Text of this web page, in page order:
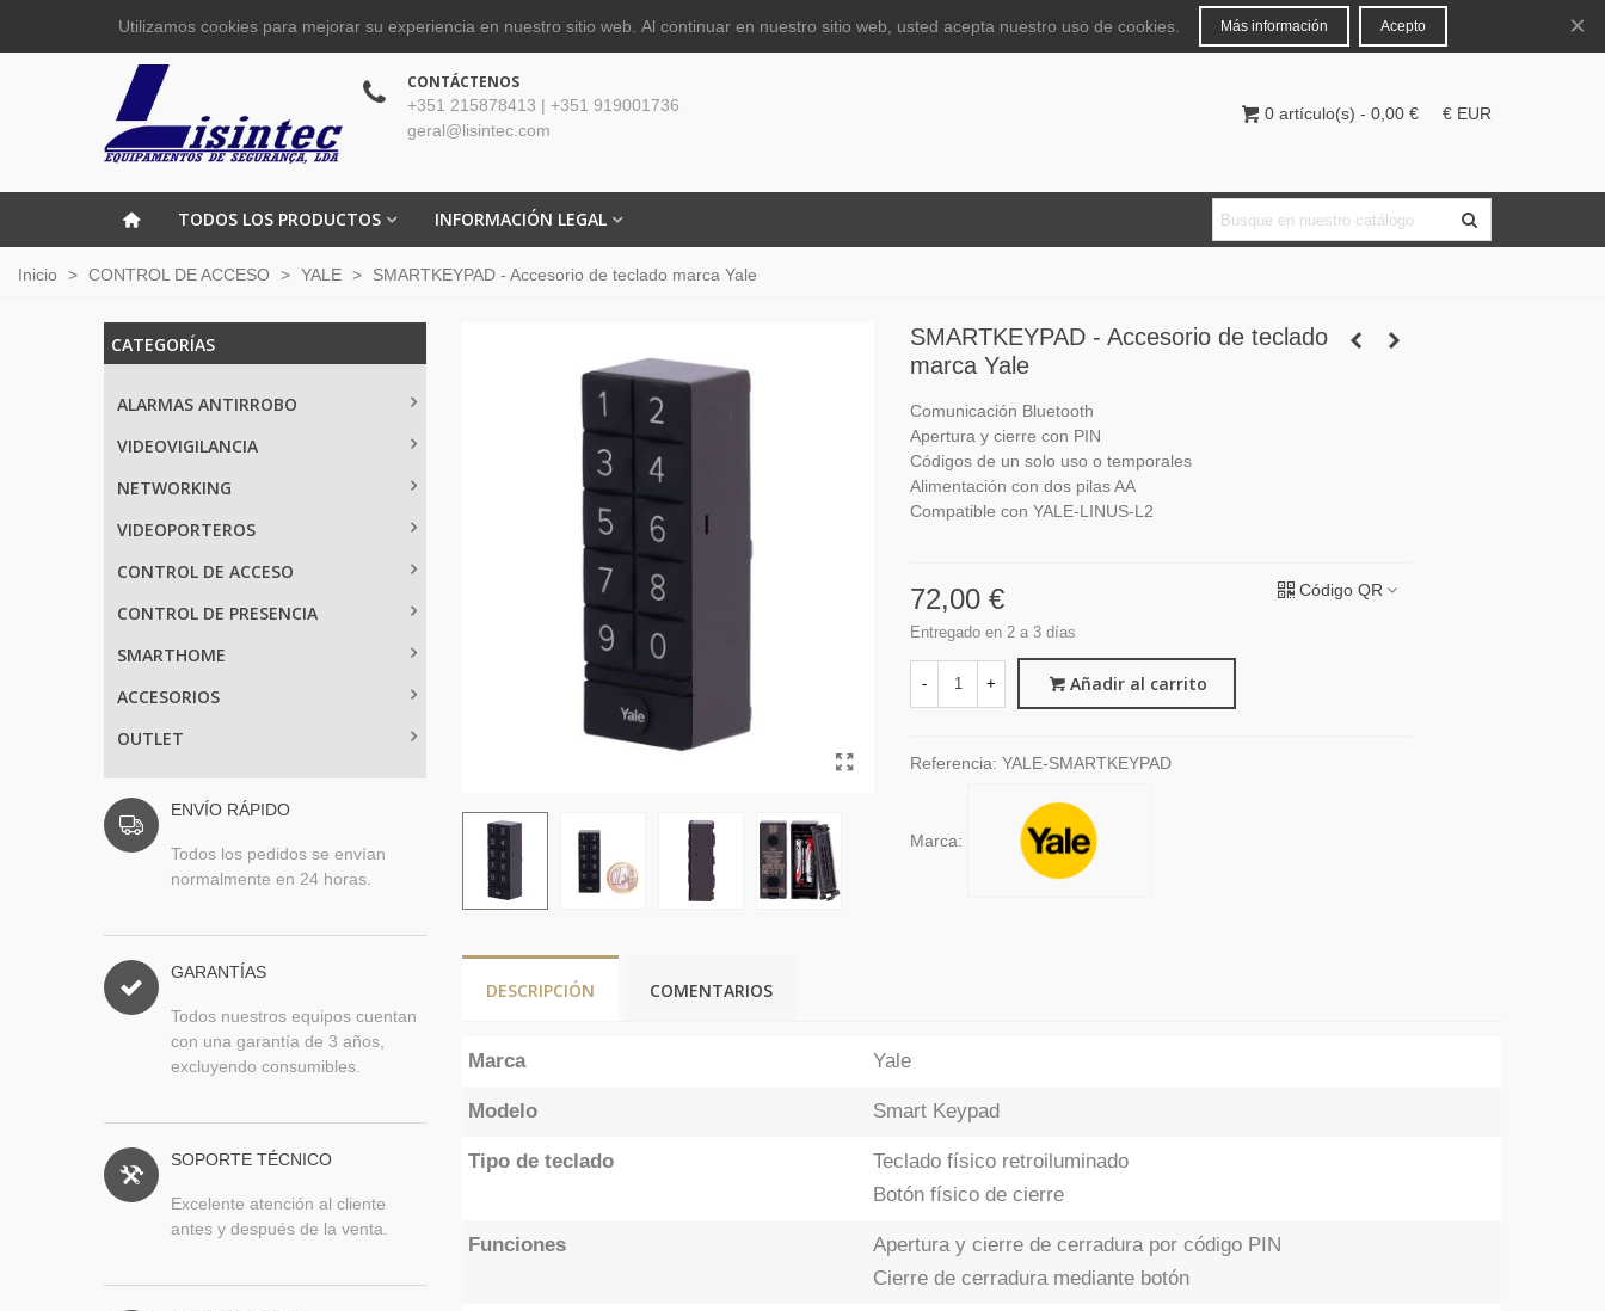
Español Iniciar sesión
CONTÁCTENOS
+351 215878413 | +351 919001736
geral@lisintec.com
0 artículo(s) - 0,00 € € EUR
TODOS LOS PRODUCTOS INFORMACIÓN LEGAL
Inicio > CONTROL DE ACCESO > YALE > SMARTKEYPAD - Accesorio de teclado marca Yale
CATEGORÍAS
ALARMAS ANTIRROBO
VIDEOVIGILANCIA
NETWORKING
VIDEOPORTEROS
CONTROL DE ACCESO
CONTROL DE PRESENCIA
SMARTHOME
ACCESORIOS
OUTLET
ENVÍO RÁPIDO
Todos los pedidos se envían
normalmente en 24 horas.
GARANTÍAS
Todos nuestros equipos cuentan
con una garantía de 3 años,
excluyendo consumibles.
SOPORTE TÉCNICO
Excelente atención al cliente
antes y después de la venta.
SMARTKEYPAD - Accesorio de teclado
marca Yale
Comunicación Bluetooth
Apertura y cierre con PIN
Códigos de un solo uso o temporales
Alimentación con dos pilas AA
Compatible con YALE-LINUS-L2
72,00 €
Entregado en 2 a 3 días
Código QR
- + Añadir al carrito
Referencia: YALE-SMARTKEYPAD
Marca:
DESCRIPCIÓN COMENTARIOS
Marca Yale
Modelo Smart Keypad
Tipo de teclado
Teclado físico retroiluminado
Botón físico de cierre
Funciones
Apertura y cierre de cerradura por código PIN
Cierre de cerradura mediante botón
Utilizamos cookies para mejorar su experiencia en nuestro sitio web. Al continuar en nuestro sitio web, usted acepta nuestro uso de cookies. Más información Acepto ×